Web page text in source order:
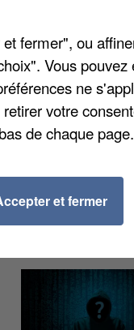
de 10h à 19h
d'honneur. Un
Plus
fermer", ou
Vous
ne
votre
de chaque page.
et fermer